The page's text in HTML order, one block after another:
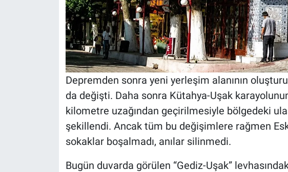
Depremden sonra yeni yerleşim alanının
da değişti. Daha sonra Kütahya-Uşak
kilometre uzağından geçirilmesiyle bölgedeki
şekillendi. Ancak tüm bu değişimlere rağmen
sokaklar boşalmadı, anılar silinmedi.
Bugün duvarda görülen “Gediz-Uşak”